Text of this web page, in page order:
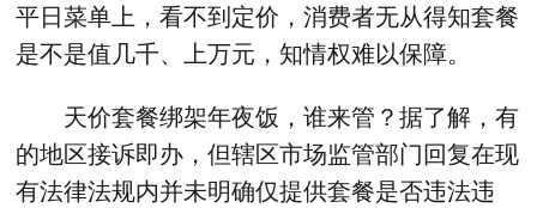
平日菜单上，看不到定价，消费者无从得知套餐
是不是值几千、上万元，知情权难以保障。
天价套餐绑架年夜饭，谁来管？据了解，有
的地区接诉即办，但辖区市场监管部门回复在现
有法律法规内并未明确仅提供套餐是否违法违